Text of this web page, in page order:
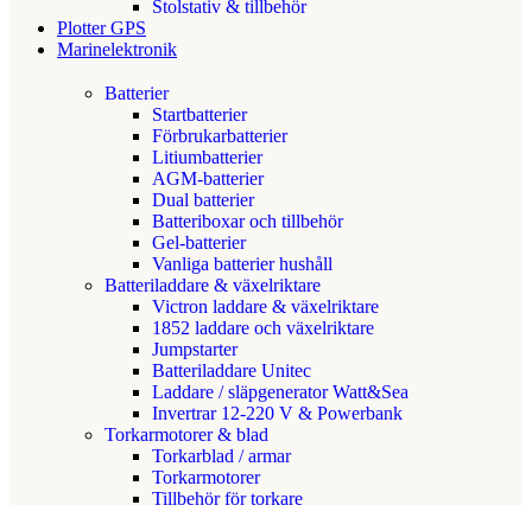
Stolstativ & tillbehör
Plotter GPS
Marinelektronik
Batterier
Startbatterier
Förbrukarbatterier
Litiumbatterier
AGM-batterier
Dual batterier
Batteriboxar och tillbehör
Gel-batterier
Vanliga batterier hushåll
Batteriladdare & växelriktare
Victron laddare & växelriktare
1852 laddare och växelriktare
Jumpstarter
Batteriladdare Unitec
Laddare / släpgenerator Watt&Sea
Invertrar 12-220 V & Powerbank
Torkarmotorer & blad
Torkarblad / armar
Torkarmotorer
Tillbehör för torkare